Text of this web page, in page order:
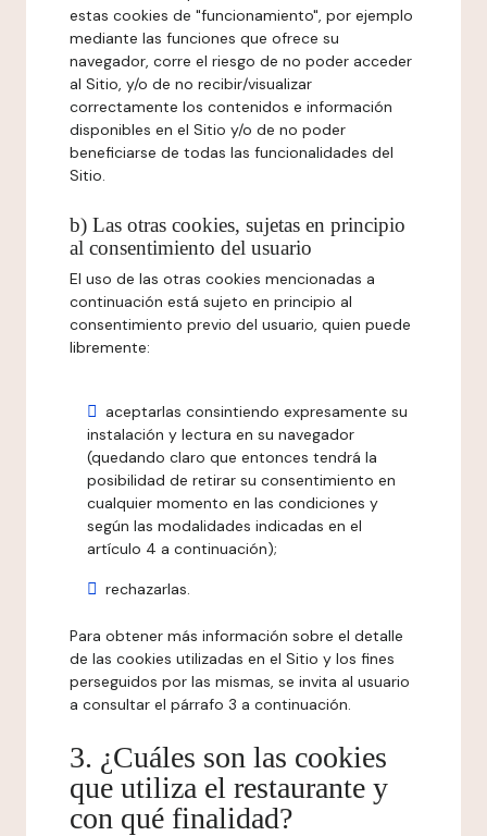
estas cookies de "funcionamiento", por ejemplo
mediante las funciones que ofrece su
navegador, corre el riesgo de no poder acceder
al Sitio, y/o de no recibir/visualizar
correctamente los contenidos e información
disponibles en el Sitio y/o de no poder
beneficiarse de todas las funcionalidades del
Sitio.
b) Las otras cookies, sujetas en principio
al consentimiento del usuario
El uso de las otras cookies mencionadas a
continuación está sujeto en principio al
consentimiento previo del usuario, quien puede
libremente:
aceptarlas consintiendo expresamente su
instalación y lectura en su navegador
(quedando claro que entonces tendrá la
posibilidad de retirar su consentimiento en
cualquier momento en las condiciones y
según las modalidades indicadas en el
artículo 4 a continuación);
rechazarlas.
Para obtener más información sobre el detalle
de las cookies utilizadas en el Sitio y los fines
perseguidos por las mismas, se invita al usuario
a consultar el párrafo 3 a continuación.
3. ¿Cuáles son las cookies
que utiliza el restaurante y
con qué finalidad?